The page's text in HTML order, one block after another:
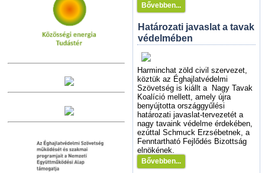
Bővebben...
Határozati javaslat a tavak
védelmében
Harminchat zöld civil szervezet,
köztük az Éghajlatvédelmi
Szövetség is kiállt a Nagy Tavak
Koalíció mellett, amely újra
benyújtotta országgyűlési
határozati javaslat-tervezetét a
nagy tavaink védelme érdekében,
ezúttal Schmuck Erzsébetnek, a
Fenntartható Fejlődés Bizottság
elnökének.
Bővebben...